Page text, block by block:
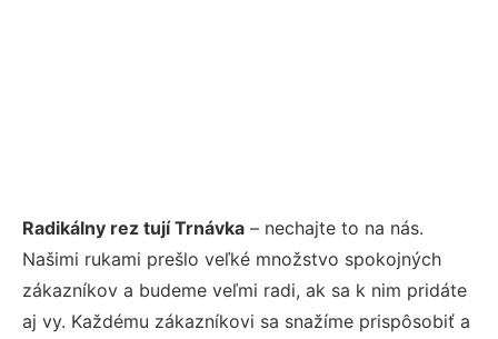
Radikálny rez tují Trnávka – nechajte to na nás.
Našimi rukami prešlo veľké množstvo spokojných
zákazníkov a budeme veľmi radi, ak sa k nim pridáte
aj vy. Každému zákazníkovi sa snažíme prispôsobiť a